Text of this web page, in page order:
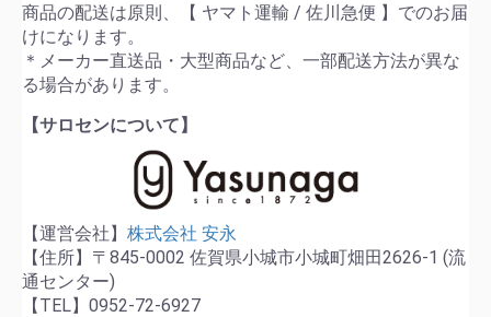
商品の配送は原則、【 ヤマト運輸 / 佐川急便 】でのお届
けになります。
＊メーカー直送品・大型商品など、一部配送方法が異な
る場合があります。
【サロセンについて】
【運営会社】 株式会社 安永
【住所】〒845-0002 佐賀県小城市小城町畑田2626-1 (流
通センター)
【TEL】0952-72-6927